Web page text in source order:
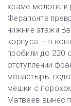
храме
Ферапонта
нижние этажи
корпуса — в
пробили до 220
отступлении
монастырь:
мешки с
Матвеев вынес